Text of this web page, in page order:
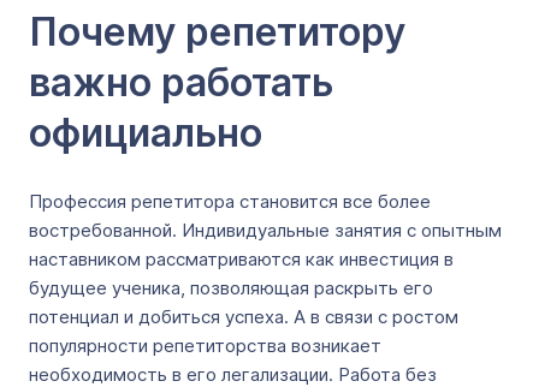
Почему репетитору
важно работать
официально
Профессия репетитора становится все более
востребованной. Индивидуальные занятия с опытным
наставником рассматриваются как инвестиция в
будущее ученика, позволяющая раскрыть его
потенциал и добиться успеха. А в связи с ростом
популярности репетиторства возникает
необходимость в его легализации. Работа без